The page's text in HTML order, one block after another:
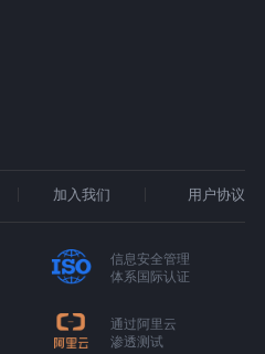
加入我们 用户协议
信息安全管理
体系国际认证
通过阿里云
渗透测试